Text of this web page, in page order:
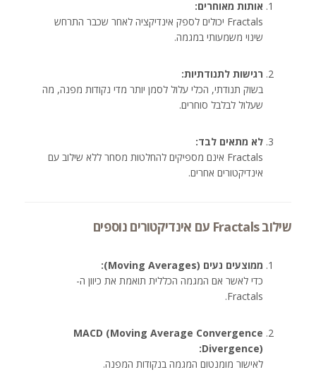
אותות מאוחרים:
Fractals יכולים לספק אינדיקציה לאחר שכבר התרחש
שינוי משמעותי במגמה.
רגישות לתנודתיות:
בשוק תנודתי, הכלי עלול לסמן יותר מדי נקודות מפנה, מה
שעלול לבלבל סוחרים.
לא מתאים לבד:
Fractals אינם מספיקים להחלטות מסחר ללא שילוב עם
אינדיקטורים אחרים.
שילוב Fractals עם אינדיקטורים נוספים
ממוצעים נעים (Moving Averages):
כדי לאשר אם המגמה הכללית תואמת את כיוון ה-
Fractals.
MACD (Moving Average Convergence
Divergence):
לאישור מומנטום המגמה בנקודות המפנה.